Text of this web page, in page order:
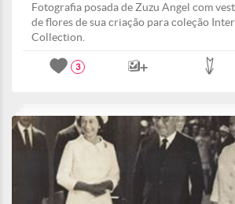
Fotografia posada de Zuzu Angel com
de flores de sua criação para coleção
Collection.
3